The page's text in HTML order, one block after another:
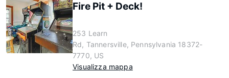
Fire Pit + Deck!
253 Learn
Rd, Tannersville, Pennsylvania 18372-
7770, US
Visualizza mappa